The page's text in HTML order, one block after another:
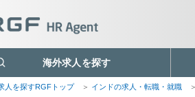
海外求人を探す
人を探すRGFトップ インドの求人・転職・就職